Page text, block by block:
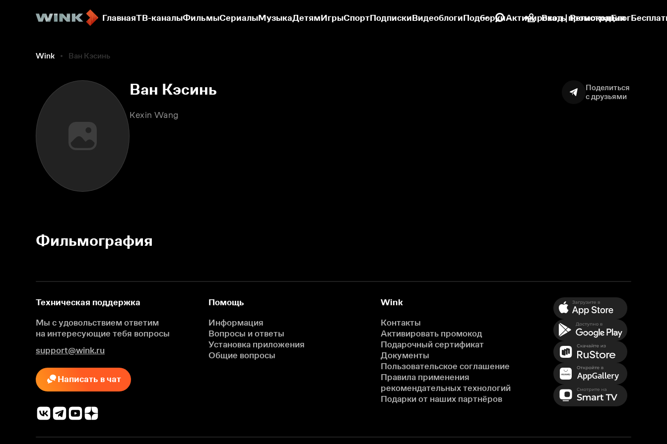
ГлавнаяТВ-каналыФильмыСериалыМузыкаДетямИгрыСпортПодпискиВидеоблогиПодборкиАктивировать промокодБлог
Вход | Регистрация
Wink Ван Кэсинь
Ван Кэсинь
Kexin Wang
Поделиться
с друзьями
Фильмография
Техническая поддержка
Мы с удовольствием ответим
на интересующие тебя вопросы
support@wink.ru
Написать в чат
Помощь
Информация
Вопросы и ответы
Установка приложения
Общие вопросы
Wink
Контакты
Активировать промокод
Подарочный сертификат
Документы
Пользовательское соглашение
Правила применения
рекомендательных технологий
Подарки от наших партнёров